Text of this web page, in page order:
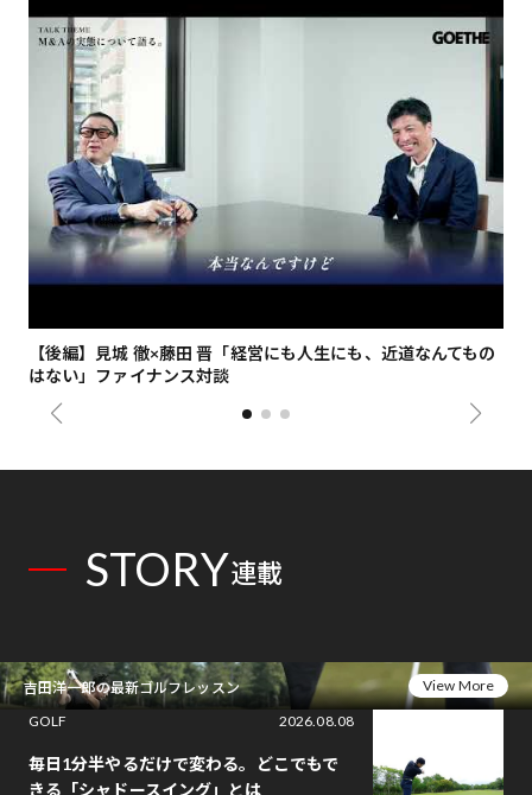
【後編】見城 徹×藤田 晋「経営にも人生にも、近道なんてもの
はない」ファイナンス対談
STORY連載
吉田洋一郎の最新ゴルフレッスン
View More
GOLF
2026.08.08
毎日1分半やるだけで変わる。どこでもで
きる「シャドースイング」とは